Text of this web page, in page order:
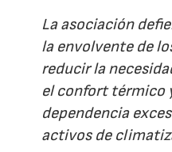
La asociación
la envolvente de
reducir la
el confort térmico
dependencia
activos de